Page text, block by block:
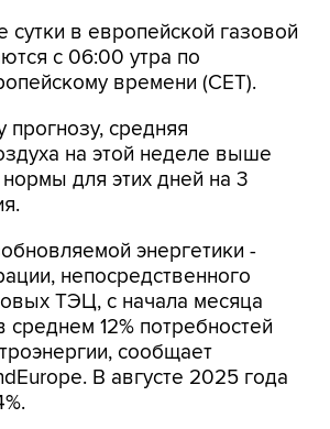
в европейской газовой
c 06:00 утра по
времени (CET).
прогнозу, средняя
на этой неделе выше
для этих дней на 3
энергетики -
непосредственного
ТЭЦ, с начала месяца
среднем 12% потребностей
сообщает
В августе 2025 года